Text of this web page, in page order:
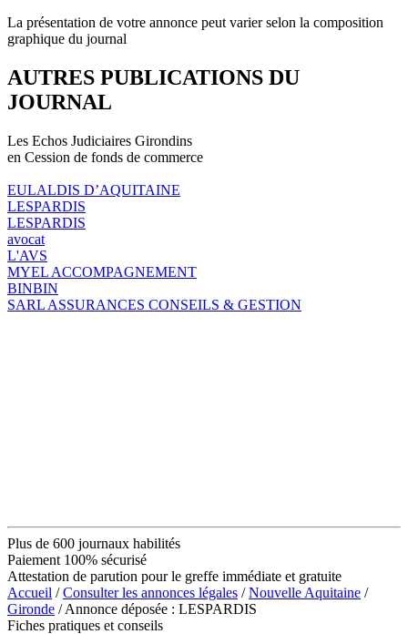
La présentation de votre annonce peut varier selon la composition
graphique du journal
AUTRES PUBLICATIONS DU
JOURNAL
Les Echos Judiciaires Girondins
en Cession de fonds de commerce
EULALDIS D’AQUITAINE
LESPARDIS
LESPARDIS
avocat
L'AVS
MYEL ACCOMPAGNEMENT
BINBIN
SARL ASSURANCES CONSEILS & GESTION
Plus de 600 journaux habilités
Paiement 100% sécurisé
Attestation de parution pour le greffe immédiate et gratuite
Accueil /Consulter les annonces légales /Nouvelle Aquitaine /
Gironde / Annonce déposée : LESPARDIS
Fiches pratiques et conseils